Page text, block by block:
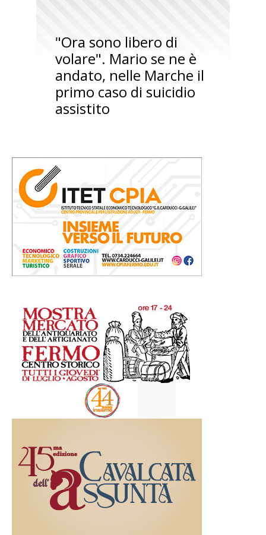
"Ora sono libero di
volare". Mario se ne è
andato, nelle Marche il
primo caso di suicidio
assistito